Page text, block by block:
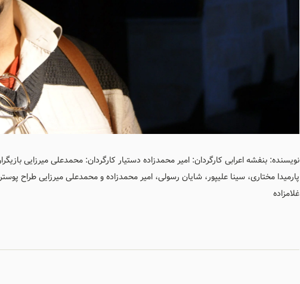
نویسنده: بنفشه اعرابی کارگردان: امیر محمدزاده دستیار کارگردان: محمدعلی میرزایی
پارمیدا مختاری، سینا علیپور، شایان رسولی، امیر محمدزاده و محمدعلی میرزایی طراح
غلامزاده